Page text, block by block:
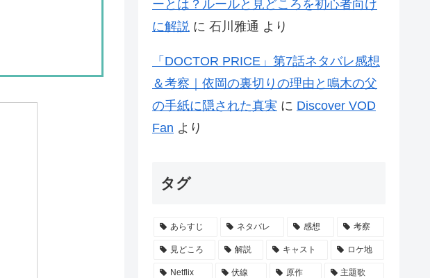
ーとは？ルールと見どころを初心者向け
に解説 に 石川雅通 より
「DOCTOR PRICE」第7話ネタバレ感想
＆考察｜依岡の裏切りの理由と鳴木の父
の手紙に隠された真実 に Discover VOD
Fan より
タグ
あらすじ ネタバレ 感想 考察
見どころ 解説 キャスト ロケ地
Netflix 伏線 原作 主題歌